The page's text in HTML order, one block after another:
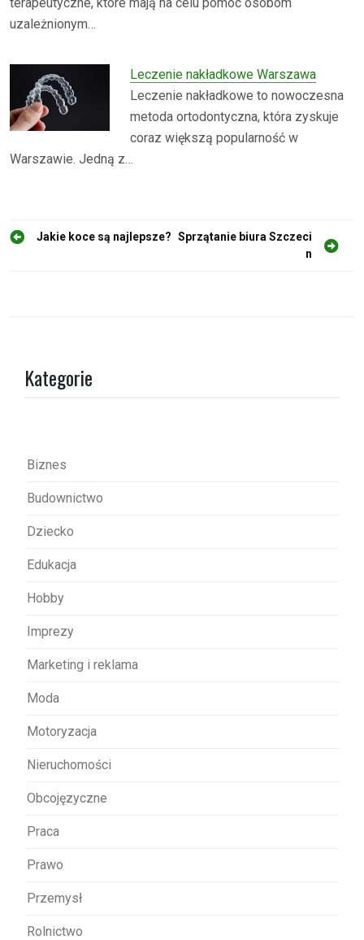
uzależnionym…
Leczenie nakładkowe Warszawa
Leczenie nakładkowe to nowoczesna
metoda ortodontyczna, która zyskuje
coraz większą popularność w
Warszawie. Jedną z…
N
Jakie koce są najlepsze? Sprzątanie biura Szczeci
n
Kategorie
Biznes
Budownictwo
Dziecko
Edukacja
Hobby
Imprezy
Marketing i reklama
Moda
Motoryzacja
Nieruchomości
Obcojęzyczne
Praca
Prawo
Przemysł
Rolnictwo